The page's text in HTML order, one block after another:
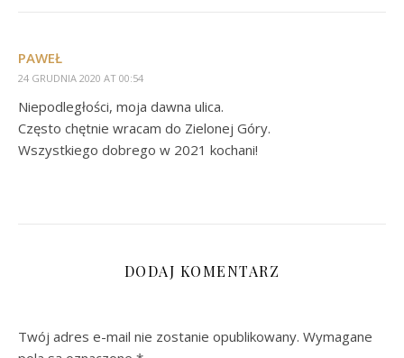
PAWEŁ
24 GRUDNIA 2020 AT 00:54
Niepodległości, moja dawna ulica.
Często chętnie wracam do Zielonej Góry.
Wszystkiego dobrego w 2021 kochani!
DODAJ KOMENTARZ
Twój adres e-mail nie zostanie opublikowany. Wymagane